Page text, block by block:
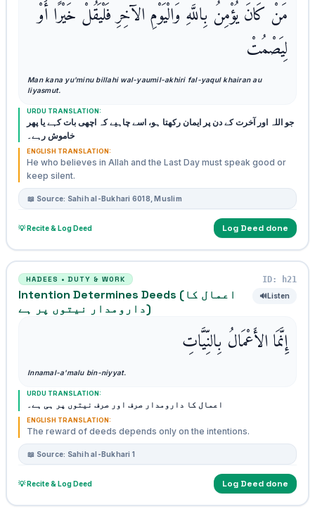
مَنْ كَانَ يُؤْمِنُ بِاللَّهِ وَالْيَوْمِ الآخِرِ فَلْيَقُلْ خَيْرًا أَوْ
لِيَصْمُتْ
Man kana yu'minu billahi wal-yaumil-akhiri fal-yaqul khairan au
liyasmut.
URDU TRANSLATION:
جو اللہ اور آخرت کے دن پر ایمان رکھتا ہو، اسے چاہیے کہ اچھی بات کہے یا پھر
خاموش رہے۔
ENGLISH TRANSLATION:
He who believes in Allah and the Last Day must speak good or
keep silent.
📖 Source: Sahih al-Bukhari 6018, Muslim
💡 Recite & Log Deed Log Deed done
HADEES • DUTY & WORK ID: h21
Intention Determines Deeds (اعمال کا
دارومدار نیتوں پر ہے)
🔊Listen
إِنَّمَا الأَعْمَالُ بِالنِّيَّاتِ
Innamal-a'malu bin-niyyat.
URDU TRANSLATION:
اعمال کا دارومدار صرف اور صرف نیتوں پر ہی ہے۔
ENGLISH TRANSLATION:
The reward of deeds depends only on the intentions.
📖 Source: Sahih al-Bukhari 1
💡 Recite & Log Deed Log Deed done